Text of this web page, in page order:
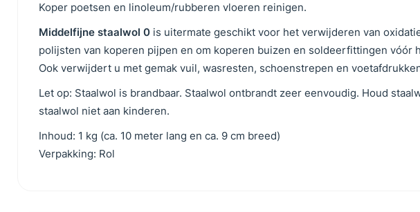
Koper poetsen en linoleum/rubberen vloeren reinigen.
Middelfijne staalwol 0 is uitermate geschikt voor het verwijderen van
polijsten van koperen pijpen en om koperen buizen en soldeerfittingen vóór
Ook verwijdert u met gemak vuil, wasresten, schoenstrepen en
Let op: Staalwol is brandbaar. Staalwol ontbrandt zeer eenvoudig. Houd
staalwol niet aan kinderen.
Inhoud: 1 kg (ca. 10 meter lang en ca. 9 cm breed)
Verpakking: Rol